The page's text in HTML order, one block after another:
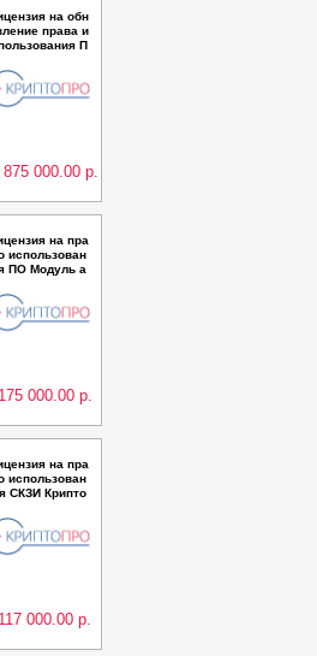
на обн
права и
П
до ПО Крипт
Ключ Серв
из состава П
875 000.00 р.
на пра
использован
ПО Модуль а
для
КриптоПро К
версии 1.0
175 000.00 р.
на пра
использован
СКЗИ Крипто
для использ
в состав
мобильного пр
117 000.00 р.